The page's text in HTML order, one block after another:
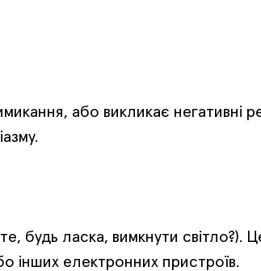
або викликає негативні
ласка, вимкнути світло?).
інших електронних пристроїв.